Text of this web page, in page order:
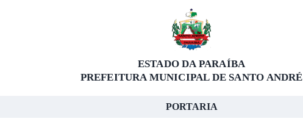
ESTADO DA PARAÍBA
PREFEITURA MUNICIPAL DE SANTO ANDRÉ
PORTARIA